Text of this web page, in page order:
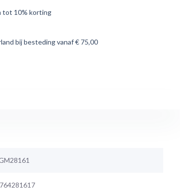
tot 10% korting
bij besteding vanaf € 75,00